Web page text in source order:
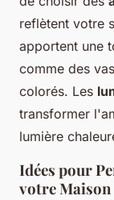
reflètent votre
apportent une
comme des
colorés. Les
transformer
lumière
Idées pour
votre Maison